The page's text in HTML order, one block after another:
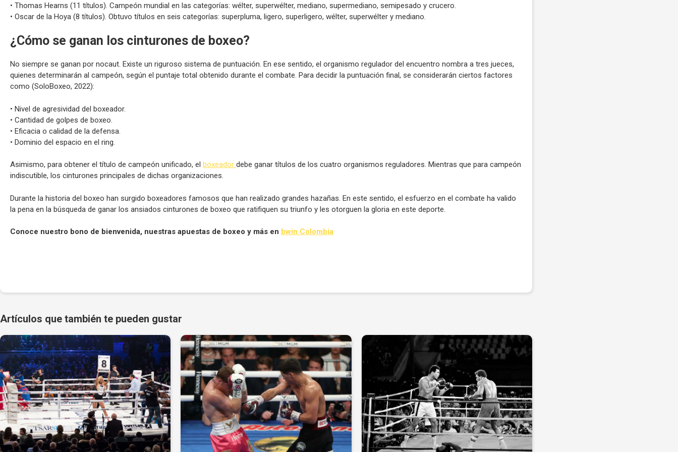
• Thomas Hearns (11 títulos). Campeón mundial en las categorías: wélter, superwélter, mediano, supermediano, semipesado y crucero.
• Oscar de la Hoya (8 títulos). Obtuvo títulos en seis categorías: superpluma, ligero, superligero, wélter, superwélter y mediano.
¿Cómo se ganan los cinturones de boxeo?
No siempre se ganan por nocaut. Existe un riguroso sistema de puntuación. En ese sentido, el organismo regulador del encuentro nombra a tres jueces,
quienes determinarán al campeón, según el puntaje total obtenido durante el combate. Para decidir la puntuación final, se considerarán ciertos factores
como (SoloBoxeo, 2022):
• Nivel de agresividad del boxeador.
• Cantidad de golpes de boxeo.
• Eficacia o calidad de la defensa.
• Dominio del espacio en el ring.
Asimismo, para obtener el título de campeón unificado, el boxeador debe ganar títulos de los cuatro organismos reguladores. Mientras que para campeón
indiscutible, los cinturones principales de dichas organizaciones.
Durante la historia del boxeo han surgido boxeadores famosos que han realizado grandes hazañas. En este sentido, el esfuerzo en el combate ha valido
la pena en la búsqueda de ganar los ansiados cinturones de boxeo que ratifiquen su triunfo y les otorguen la gloria en este deporte.
Conoce nuestro bono de bienvenida, nuestras apuestas de boxeo y más en bwin Colombia
Artículos que también te pueden gustar